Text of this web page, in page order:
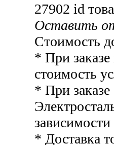
27902 id
Оставить
Стоимость
* При
стоимость
* При заказе
* Доставка